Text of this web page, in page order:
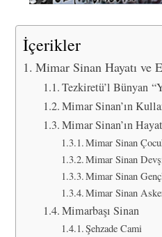
İçerikler
Mimar Sinan Hayatı ve
Tezkiretü’l Bünyan
Mimar Sinan’ın
Mimar Sinan’ın
Mimar Sinan
Mimar Sinan
Mimar Sinan
Mimar Sinan
Mimarbaşı Sinan
Şehzade Cami